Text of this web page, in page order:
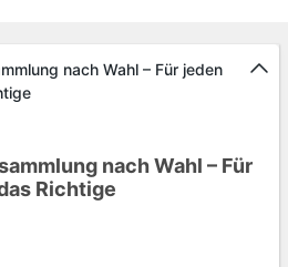
nach Wahl – Für jeden
nach Wahl – Für
Richtige